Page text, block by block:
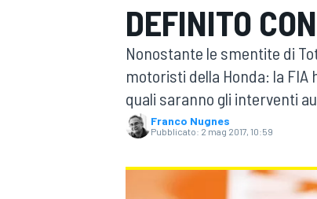
MOTOGP
DEFINITO
Nonostante le smentite di
motoristi della Honda: la
quali saranno gli interventi
Franco Nugnes
Pubblicato: 2 mag 2017, 10:59